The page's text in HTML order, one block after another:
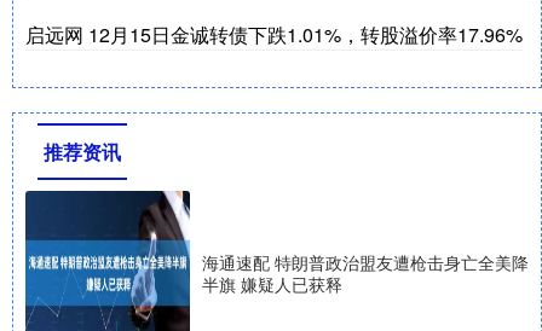
启远网 12月15日金诚转债下跌1.01%，转股溢价率17.96%
推荐资讯
海通速配 特朗普政治盟友遭枪击身亡全美降
半旗 嫌疑人已获释